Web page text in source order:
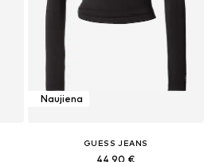
Naujiena
GUESS JEANS
44,90 €